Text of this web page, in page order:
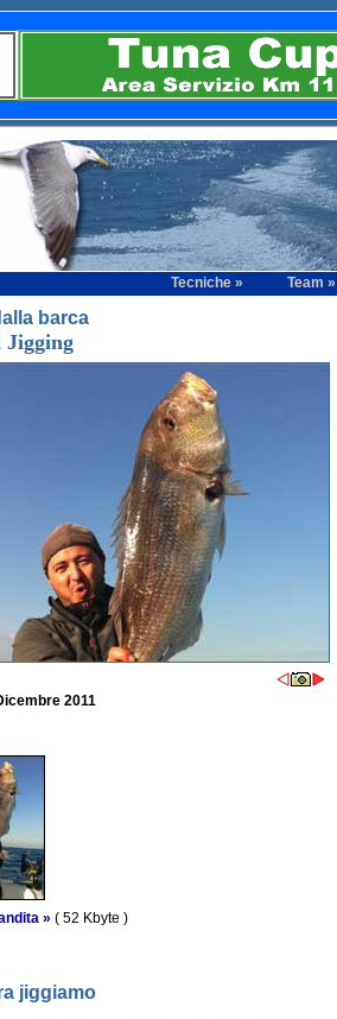
Tecniche » Team »
barca
Jigging
2011
» ( 52 Kbyte )
jiggiamo